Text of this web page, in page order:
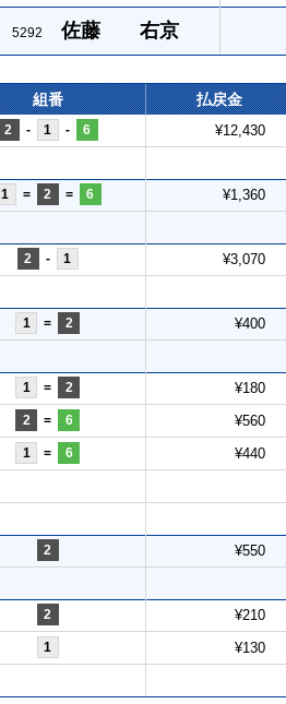
5292 佐藤 右京
組番 払戻金
2 - 1 - 6 ¥12,430
1 = 2 = 6 ¥1,360
2 - 1 ¥3,070
1 = 2 ¥400
1 = 2 ¥180
2 = 6 ¥560
1 = 6 ¥440
2 ¥550
2 ¥210
1 ¥130